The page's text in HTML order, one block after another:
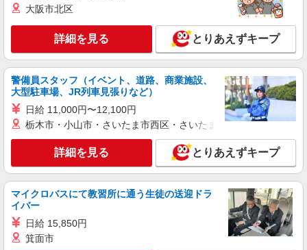
大阪市北区
詳細を見る とりあえずキープ
警備員スタッフ（イベント、道路、商業施設、
大型駐車場、JR列車見張りなど）
日給 11,000円〜12,100円
栃木市・小山市・さいたま市西区・さいたま市岩槻区・久喜市・
詳細を見る とりあえずキープ
マイクロバスにて教習所に通う生徒の送迎ドラ
イバー
日給 15,850円
箕面市